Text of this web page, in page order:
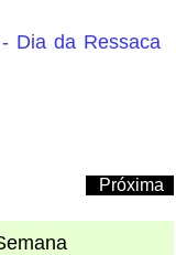
Dia da Ressaca
Próxima